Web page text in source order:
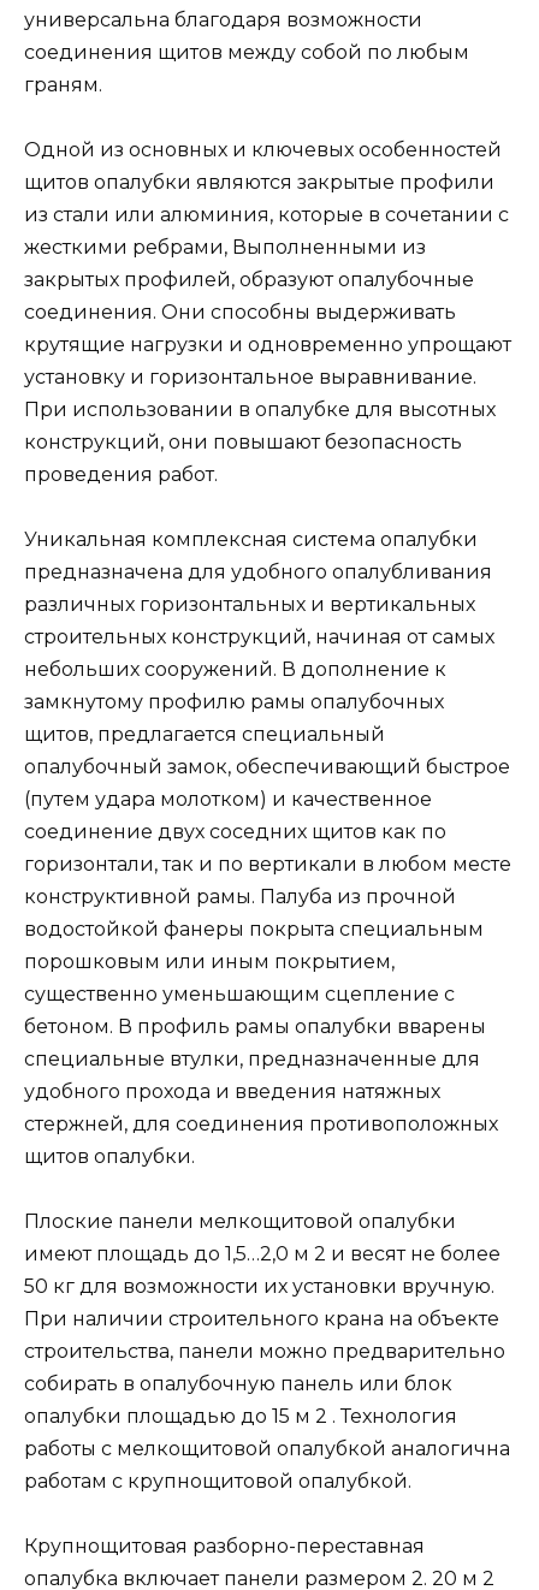
универсальна благодаря возможности
соединения щитов между собой по любым
граням.
Одной из основных и ключевых особенностей
щитов опалубки являются закрытые профили
из стали или алюминия, которые в сочетании с
жесткими ребрами, Выполненными из
закрытых профилей, образуют опалубочные
соединения. Они способны выдерживать
крутящие нагрузки и одновременно упрощают
установку и горизонтальное выравнивание.
При использовании в опалубке для высотных
конструкций, они повышают безопасность
проведения работ.
Уникальная комплексная система опалубки
предназначена для удобного опалубливания
различных горизонтальных и вертикальных
строительных конструкций, начиная от самых
небольших сооружений. В дополнение к
замкнутому профилю рамы опалубочных
щитов, предлагается специальный
опалубочный замок, обеспечивающий быстрое
(путем удара молотком) и качественное
соединение двух соседних щитов как по
горизонтали, так и по вертикали в любом месте
конструктивной рамы. Палуба из прочной
водостойкой фанеры покрыта специальным
порошковым или иным покрытием,
существенно уменьшающим сцепление с
бетоном. В профиль рамы опалубки вварены
специальные втулки, предназначенные для
удобного прохода и введения натяжных
стержней, для соединения противоположных
щитов опалубки.
Плоские панели мелкощитовой опалубки
имеют площадь до 1,5…2,0 м 2 и весят не более
50 кг для возможности их установки вручную.
При наличии строительного крана на объекте
строительства, панели можно предварительно
собирать в опалубочную панель или блок
опалубки площадью до 15 м 2 . Технология
работы с мелкощитовой опалубкой аналогична
работам с крупнощитовой опалубкой.
Крупнощитовая разборно-переставная
опалубка включает панели размером 2. 20 м 2